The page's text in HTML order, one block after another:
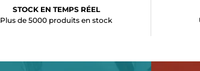
STOCK EN TEMPS RÉEL
Plus de 5000 produits en stock